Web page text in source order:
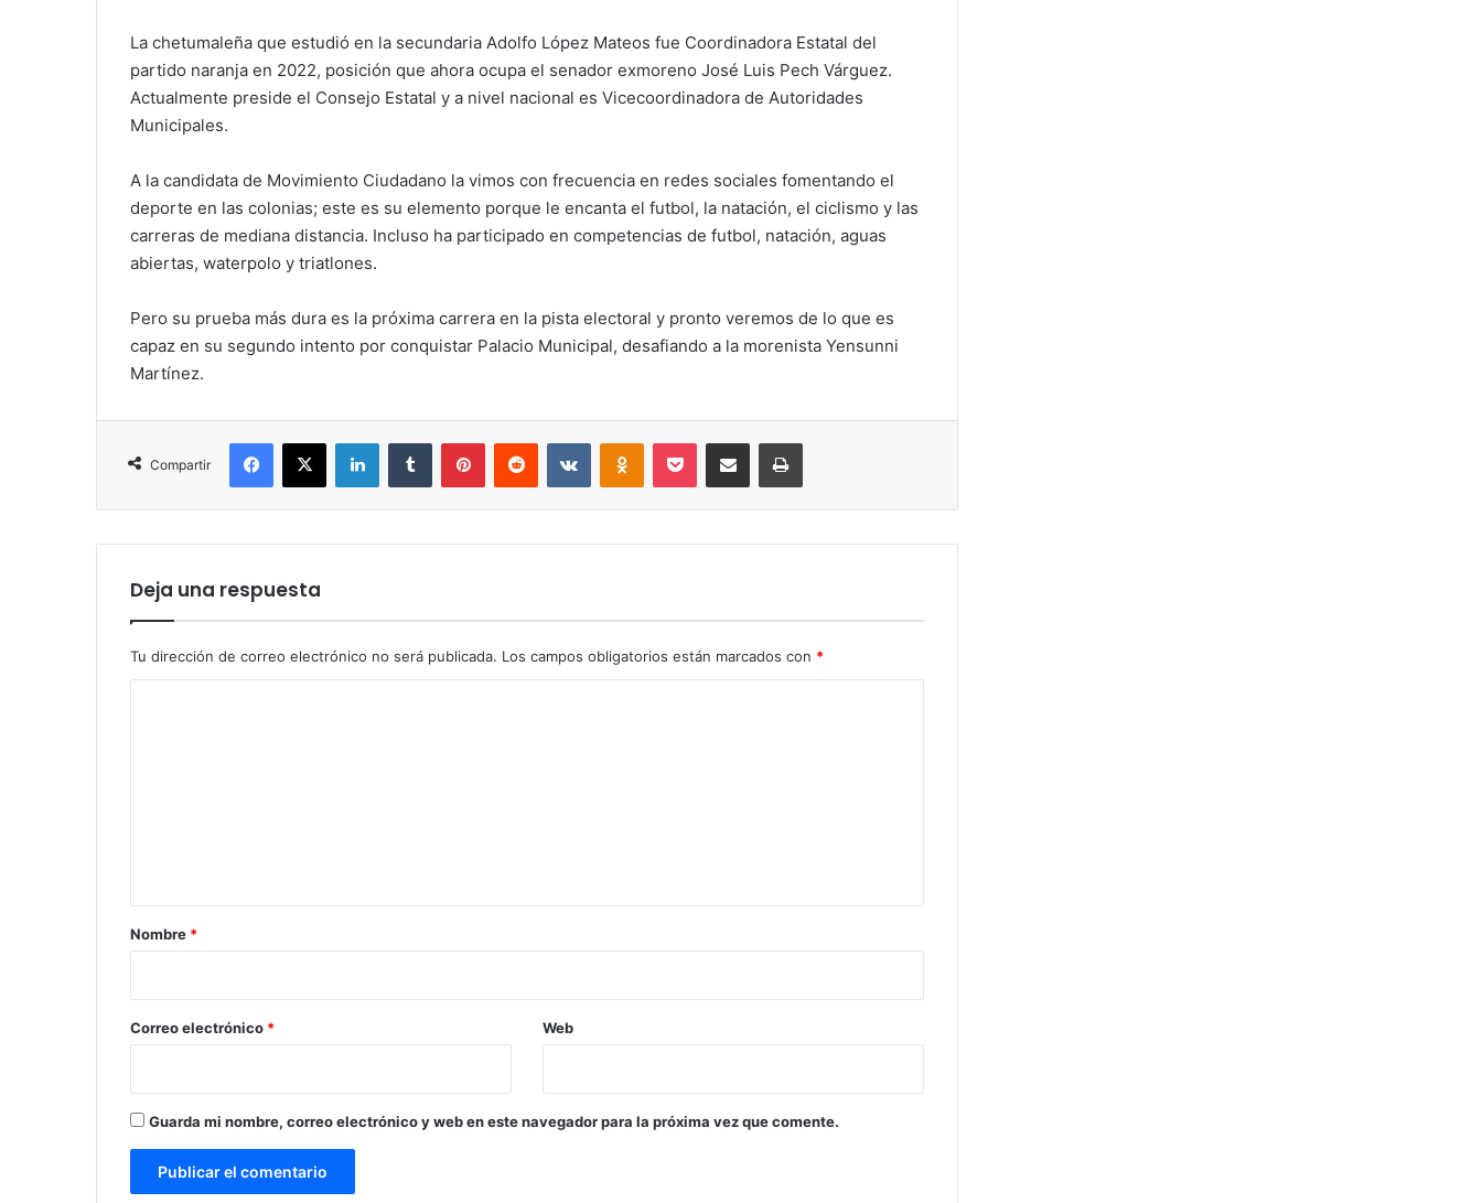
La chetumaleña que estudió en la secundaria Adolfo López Mateos fue Coordinadora Estatal del
partido naranja en 2022, posición que ahora ocupa el senador exmoreno José Luis Pech Várguez.
Actualmente preside el Consejo Estatal y a nivel nacional es Vicecoordinadora de Autoridades
Municipales.
A la candidata de Movimiento Ciudadano la vimos con frecuencia en redes sociales fomentando el
deporte en las colonias; este es su elemento porque le encanta el futbol, la natación, el ciclismo y las
carreras de mediana distancia. Incluso ha participado en competencias de futbol, natación, aguas
abiertas, waterpolo y triatlones.
Pero su prueba más dura es la próxima carrera en la pista electoral y pronto veremos de lo que es
capaz en su segundo intento por conquistar Palacio Municipal, desafiando a la morenista Yensunni
Martínez.
Compartir
Facebook
X LinkedInTumblr PinterestReddit VKontakteOdnoklassniki
Pocket Compartir por correo electrónicoImprimir
Deja una respuesta
Tu dirección de correo electrónico no será publicada. Los campos obligatorios están marcados con *
r
*
Nombre *
Correo electrónico * Web
Guarda mi nombre, correo electrónico y web en este navegador para la próxima vez que comente.